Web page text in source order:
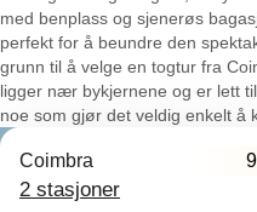
med benplass og sjenerøs
perfekt for å beundre den
grunn til å velge en togtur fra
ligger nær bykjernene og er lett
noe som gjør det veldig enkelt å
Coimbra
2 stasjoner